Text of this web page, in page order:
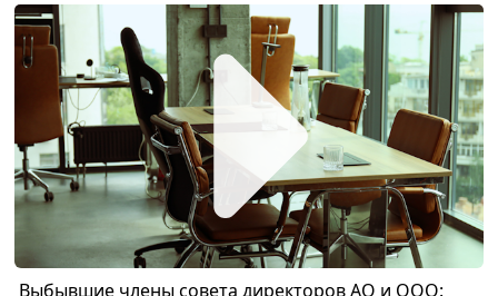
Выбывшие члены совета директоров АО и ООО: